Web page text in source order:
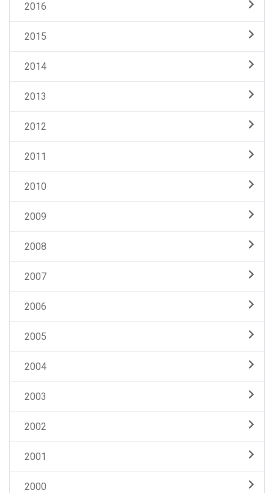
2016
2015
2014
2013
2012
2011
2010
2009
2008
2007
2006
2005
2004
2003
2002
2001
2000